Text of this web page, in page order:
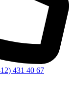
431 40 67